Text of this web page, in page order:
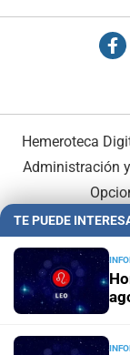
Hemeroteca
Administración
TE PUEDE